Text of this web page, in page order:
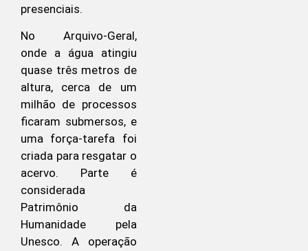
presenciais.
No Arquivo-Geral,
onde a água atingiu
quase três metros de
altura, cerca de um
milhão de processos
ficaram submersos, e
uma força-tarefa foi
criada para resgatar o
acervo. Parte é
considerada
Patrimônio da
Humanidade pela
Unesco. A operação